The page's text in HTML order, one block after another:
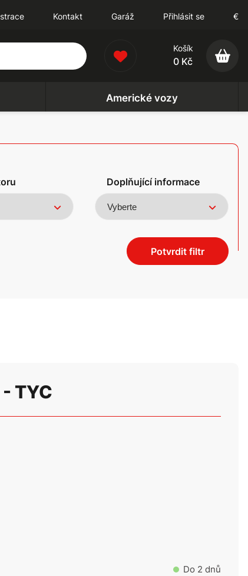
Kontakt Garáž Přihlásit se €
Košík
0 Kč
Americké vozy
Doplňující informace
Potvrdit filtr
TYC
Do 2 dnů